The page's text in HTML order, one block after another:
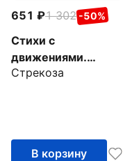
651 1 302 -50%
Стихи с
движениями.
Книжка с лапками
Стрекоза
В корзину